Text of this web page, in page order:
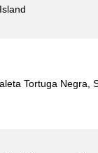
Tortuga Negra,